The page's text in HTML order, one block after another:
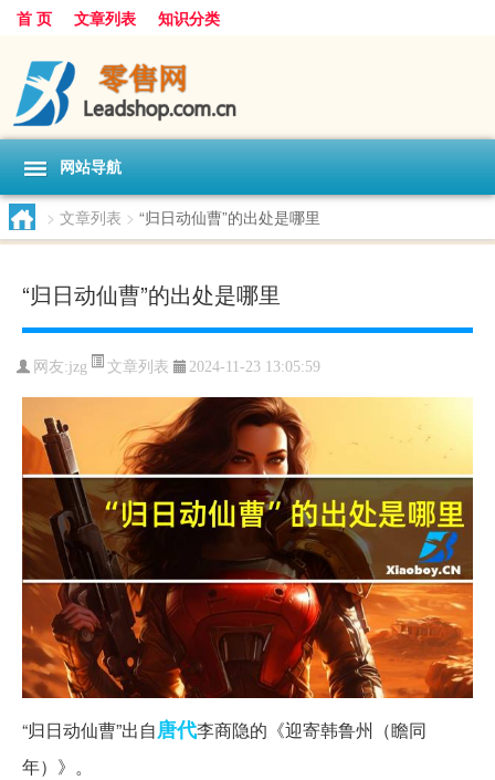
首 页 文章列表 知识分类
网站导航
> 文章列表 > “归日动仙曹”的出处是哪里
“归日动仙曹”的出处是哪里
网友:jzg 文章列表 2024-11-23 13:05:59
“归日动仙曹”出自唐代李商隐的《迎寄韩鲁州（瞻同
年）》。